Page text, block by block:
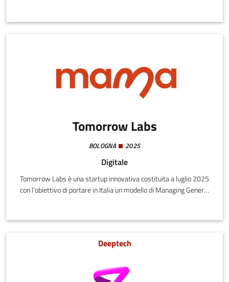
grazie alla partecipazione di EIT Digital, una delle community dello
dell’Unione Europea.
Tomorrow Labs
BOLOGNA 2025
Digitale
Tomorrow Labs è una startup innovativa costituita a luglio 2025
con l’obiettivo di portare in Italia un modello di Managing General
strutturali del mercato Home Insurance: scarsa
sottoscrizione e gestione sinistri.
Deeptech